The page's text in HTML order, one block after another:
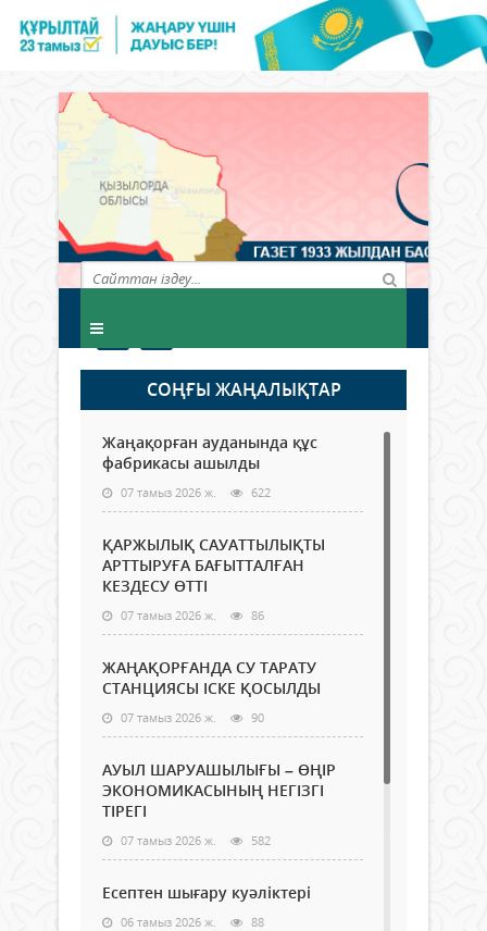
СОҢҒЫ ЖАҢАЛЫҚТАР
Жаңақорған ауданында құс
фабрикасы ашылды
07 тамыз 2026 ж. 622
ҚАРЖЫЛЫҚ САУАТТЫЛЫҚТЫ
АРТТЫРУҒА БАҒЫТТАЛҒАН
КЕЗДЕСУ ӨТТІ
07 тамыз 2026 ж. 86
ЖАҢАҚОРҒАНДА СУ ТАРАТУ
СТАНЦИЯСЫ ІСКЕ ҚОСЫЛДЫ
07 тамыз 2026 ж. 90
АУЫЛ ШАРУАШЫЛЫҒЫ – ӨҢІР
ЭКОНОМИКАСЫНЫҢ НЕГІЗГІ
ТІРЕГІ
07 тамыз 2026 ж. 582
Есептен шығару куәліктері
06 тамыз 2026 ж. 88